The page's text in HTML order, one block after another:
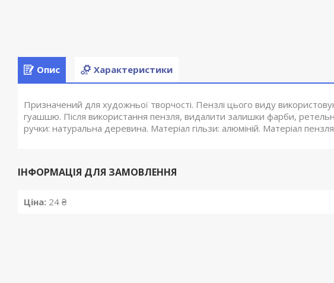
Опис Характеристики
Призначений для художньої творчості. Пензлі цього виду
гуашшю. Після використання пензля, видалити залишки фарби,
ручки: натуральна деревина. Матеріал гільзи: алюміній. Матеріал
ІНФОРМАЦІЯ ДЛЯ ЗАМОВЛЕННЯ
Ціна: 24 ₴